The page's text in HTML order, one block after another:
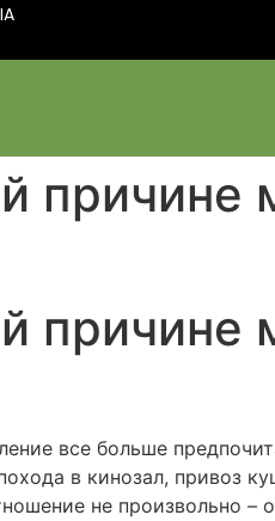
причине
причине
все больше
в кинозал, привоз
не произвольно